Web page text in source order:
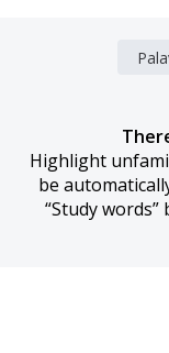
Highlight
be
“Study